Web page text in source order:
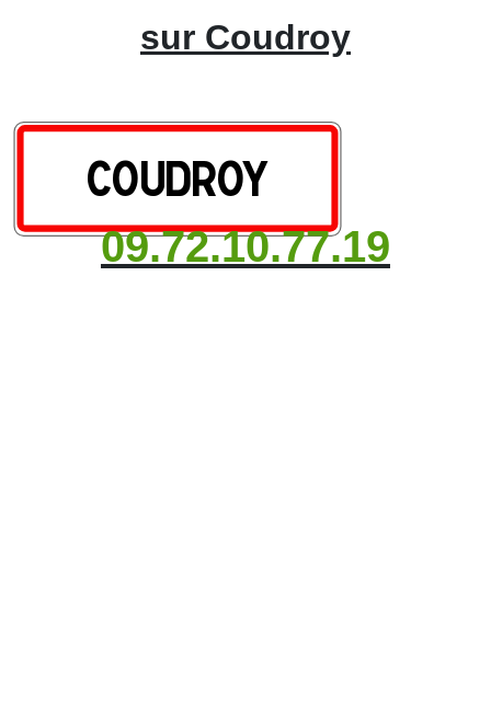
sur Coudroy
09.72.10.77.19